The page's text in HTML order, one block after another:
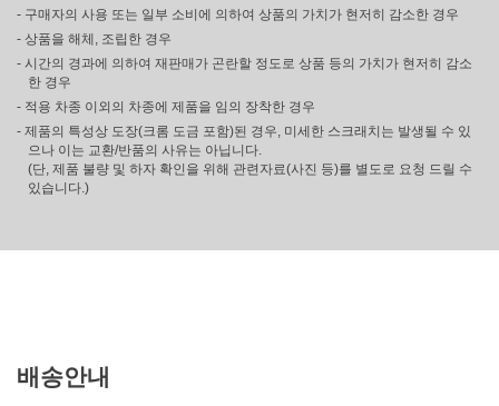
- 구매자의 사용 또는 일부 소비에 의하여 상품의 가치가 현저히 감소한 경우
- 상품을 해체, 조립한 경우
- 시간의 경과에 의하여 재판매가 곤란할 정도로 상품 등의 가치가 현저히 감소
한 경우
- 적용 차종 이외의 차종에 제품을 임의 장착한 경우
- 제품의 특성상 도장(크롬 도금 포함)된 경우, 미세한 스크래치는 발생될 수 있
으나 이는 교환/반품의 사유는 아닙니다.
(단, 제품 불량 및 하자 확인을 위해 관련자료(사진 등)를 별도로 요청 드릴 수
있습니다.)
배송안내